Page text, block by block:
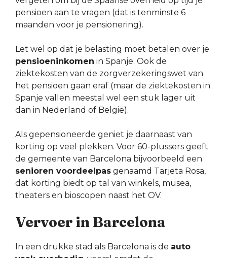
pensioen aan te vragen (dat is tenminste 6
maanden voor je pensionering).
Let wel op dat je belasting moet betalen over je
pensioeninkomen in Spanje. Ook de
ziektekosten van de zorgverzekeringswet van
het pensioen gaan eraf (maar de ziektekosten in
Spanje vallen meestal wel een stuk lager uit
dan in Nederland of België).
Als gepensioneerde geniet je daarnaast van
korting op veel plekken. Voor 60-plussers geeft
de gemeente van Barcelona bijvoorbeeld een
senioren voordeelpas genaamd Tarjeta Rosa,
dat korting biedt op tal van winkels, musea,
theaters en bioscopen naast het OV.
Vervoer in Barcelona
In een drukke stad als Barcelona is de auto